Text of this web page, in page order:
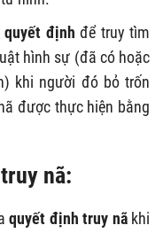
quyết định để truy tìm
hình sự (đã có hoặc
khi người đó bỏ trốn
được thực hiện bằng
nã:
quyết định truy nãkhi